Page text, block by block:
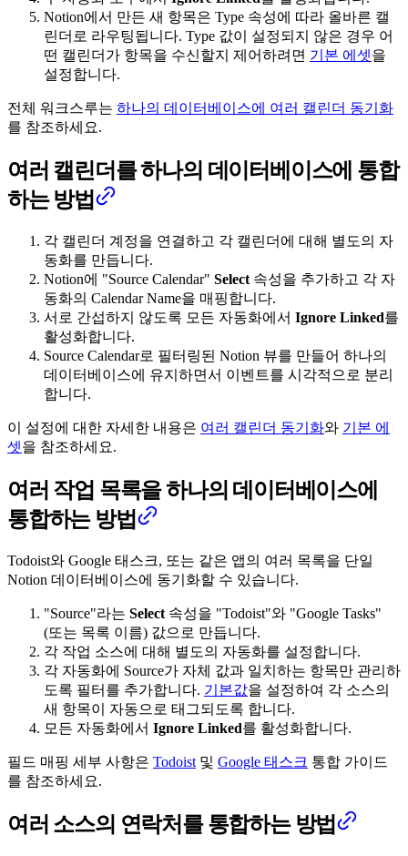
Notion에서 만든 새 항목은 Type 속성에 따라 올바른 캘
린더로 라우팅됩니다. Type 값이 설정되지 않은 경우 어
떤 캘린더가 항목을 수신할지 제어하려면 기본 에셋을
설정합니다.
전체 워크스루는 하나의 데이터베이스에 여러 캘린더 동기화
를 참조하세요.
여러 캘린더를 하나의 데이터베이스에 통합
하는 방법
각 캘린더 계정을 연결하고 각 캘린더에 대해 별도의 자
동화를 만듭니다.
Notion에 "Source Calendar" Select 속성을 추가하고 각 자
동화의 Calendar Name을 매핑합니다.
서로 간섭하지 않도록 모든 자동화에서 Ignore Linked를
활성화합니다.
Source Calendar로 필터링된 Notion 뷰를 만들어 하나의
데이터베이스에 유지하면서 이벤트를 시각적으로 분리
합니다.
이 설정에 대한 자세한 내용은 여러 캘린더 동기화와 기본 에
셋을 참조하세요.
여러 작업 목록을 하나의 데이터베이스에
통합하는 방법
Todoist와 Google 태스크, 또는 같은 앱의 여러 목록을 단일
Notion 데이터베이스에 동기화할 수 있습니다.
"Source"라는 Select 속성을 "Todoist"와 "Google Tasks"
(또는 목록 이름) 값으로 만듭니다.
각 작업 소스에 대해 별도의 자동화를 설정합니다.
각 자동화에 Source가 자체 값과 일치하는 항목만 관리하
도록 필터를 추가합니다. 기본값을 설정하여 각 소스의
새 항목이 자동으로 태그되도록 합니다.
모든 자동화에서 Ignore Linked를 활성화합니다.
필드 매핑 세부 사항은 Todoist 및 Google 태스크 통합 가이드
를 참조하세요.
여러 소스의 연락처를 통합하는 방법